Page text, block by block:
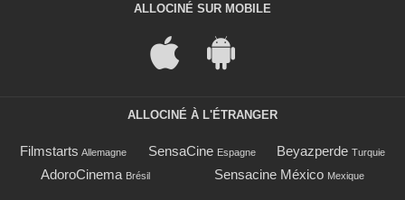
ALLOCINÉ SUR MOBILE
ALLOCINÉ À L'ÉTRANGER
Filmstarts Allemagne SensaCine Espagne Beyazperde Turquie
AdoroCinema Brésil Sensacine México Mexique